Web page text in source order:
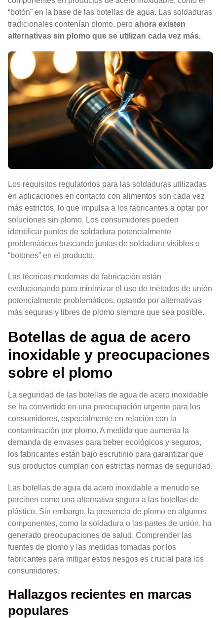
“botón” en la base de las botellas de agua. Las soldaduras
tradicionales contenían plomo, pero ahora existen
alternativas sin plomo que se utilizan cada vez más.
Los requisitos regulatorios para las soldaduras utilizadas
en aplicaciones en contacto con alimentos son cada vez
más estrictos, lo que impulsa a los fabricantes a optar por
soluciones sin plomo. Los consumidores pueden
identificar puntos de soldadura potencialmente
problemáticos buscando juntas de soldadura visibles o
“botones” en el producto.
Las técnicas modernas de fabricación están
evolucionando para minimizar el uso de métodos de unión
potencialmente problemáticos, optando por alternativas
más seguras y libres de plomo siempre que sea posible.
Botellas de agua de acero
inoxidable y preocupaciones
sobre el plomo
La seguridad de las botellas de agua de acero inoxidable
se ha convertido en una preocupación urgente para los
consumidores, especialmente en relación con la
contaminación por plomo. A medida que aumenta la
demanda de envases para beber ecológicos y seguros,
los fabricantes están bajo escrutinio para garantizar que
sus productos cumplan con estrictas normas de seguridad.
Las botellas de agua de acero inoxidable a menudo se
perciben como una alternativa segura a las botellas de
plástico. Sin embargo, la presencia de plomo en algunos
componentes, como la soldadura o las partes de unión, ha
generado preocupaciones de salud. Comprender las
fuentes de plomo y las medidas tomadas por los
fabricantes para mitigar estos riesgos es crucial para los
consumidores.
Hallazgos recientes en marcas
populares